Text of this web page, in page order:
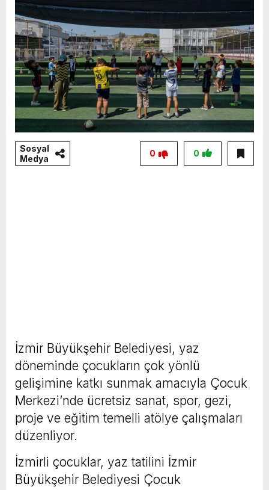
Sosyal
Medya
0
0
İzmir Büyükşehir Belediyesi, yaz
döneminde çocukların çok yönlü
gelişimine katkı sunmak amacıyla Çocuk
Merkezi’nde ücretsiz sanat, spor, gezi,
proje ve eğitim temelli atölye çalışmaları
düzenliyor.
İzmirli çocuklar, yaz tatilini İzmir
Büyükşehir Belediyesi Çocuk